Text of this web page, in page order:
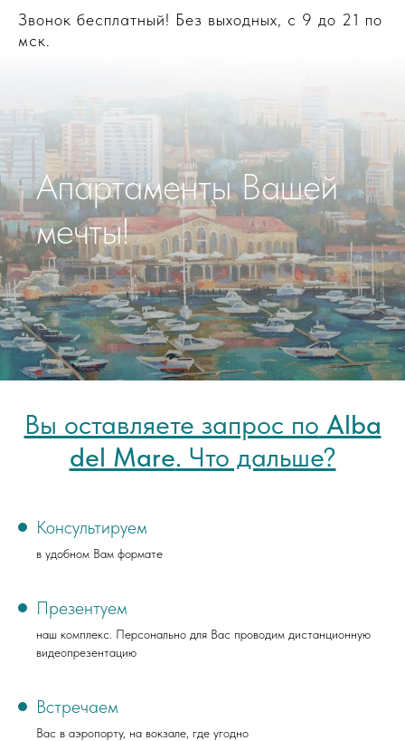
Звонок бесплатный! Без выходных, с 9 до 21 по
мск.
Апартаменты Вашей
мечты!
Вы оставляете запрос по Alba
del Mare. Что дальше?
Консультируем
в удобном Вам формате
Презентуем
наш комплекс. Персонально для Вас проводим дистанционную
видеопрезентацию
Встречаем
Вас в аэропорту, на вокзале, где угодно